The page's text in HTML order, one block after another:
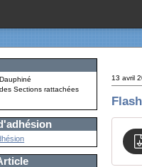
Sections rattachées
13 avril